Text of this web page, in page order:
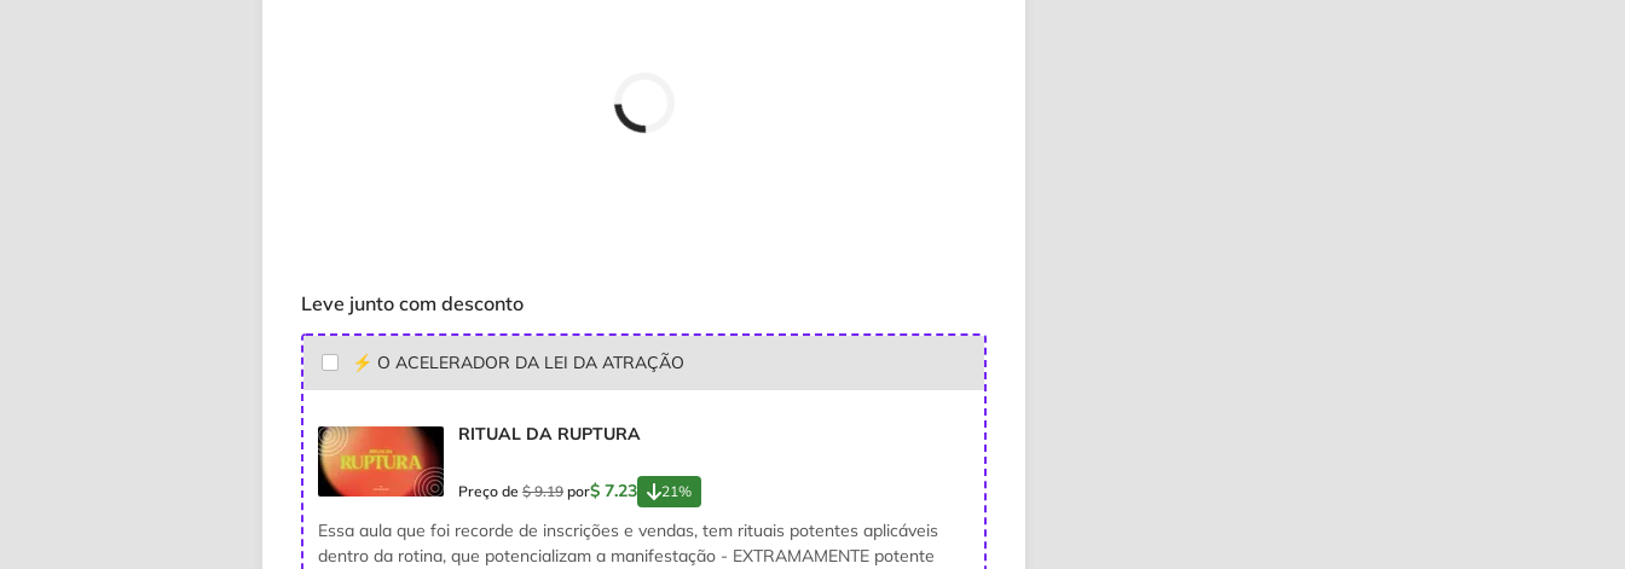
Leve junto com desconto
⚡ O ACELERADOR DA LEI DA ATRAÇÃO
RITUAL DA RUPTURA
Preço de $ 9.19 por$ 7.23 21%
Essa aula que foi recorde de inscrições e vendas, tem rituais potentes aplicáveis
dentro da rotina, que potencializam a manifestação - EXTRAMAMENTE potente